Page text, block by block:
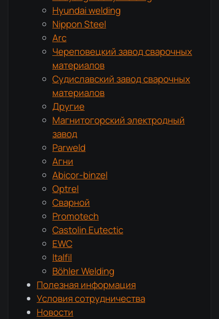
Hyundai welding
Nippon Steel
Arc
Череповецкий завод сварочных
материалов
Судиславский завод сварочных
материалов
Другие
Магнитогорский электродный
завод
Parweld
Агни
Abicor-binzel
Optrel
Сварной
Promotech
Castolin Eutectic
EWC
Italfil
Böhler Welding
Полезная информация
Условия сотрудничества
Новости